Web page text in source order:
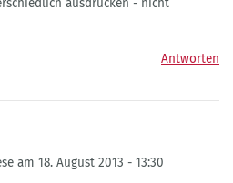
Antworten
am 18. August 2013 - 13:30